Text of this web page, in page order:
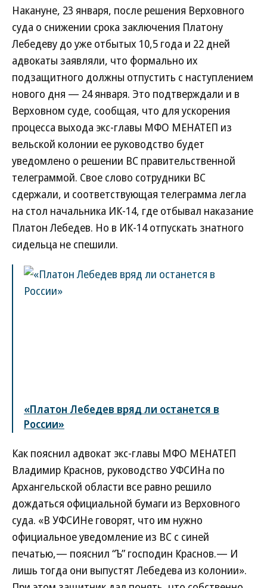
Накануне, 23 января, после решения Верховного
суда о снижении срока заключения Платону
Лебедеву до уже отбытых 10,5 года и 22 дней
адвокаты заявляли, что формально их
подзащитного должны отпустить с наступлением
нового дня — 24 января. Это подтверждали и в
Верховном суде, сообщая, что для ускорения
процесса выхода экс-главы МФО МЕНАТЕП из
вельской колонии ее руководство будет
уведомлено о решении ВС правительственной
телеграммой. Свое слово сотрудники ВС
сдержали, и соответствующая телеграмма легла
на стол начальника ИК-14, где отбывал наказание
Платон Лебедев. Но в ИК-14 отпускать знатного
сидельца не спешили.
«Платон Лебедев вряд ли останется в
России»
Как пояснил адвокат экс-главы МФО МЕНАТЕП
Владимир Краснов, руководство УФСИНа по
Архангельской области все равно решило
дождаться официальной бумаги из Верховного
суда. «В УФСИНе говорят, что им нужно
официальное уведомление из ВС с синей
печатью,— пояснил “Ъ” господин Краснов.— И
лишь тогда они выпустят Лебедева из колонии».